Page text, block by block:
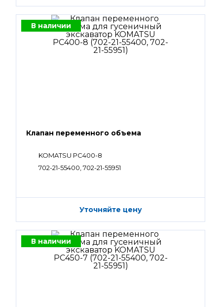
В наличии
Клапан переменного объема
KOMATSU PC400-8
702-21-55400, 702-21-55951
Уточняйте цену
В наличии